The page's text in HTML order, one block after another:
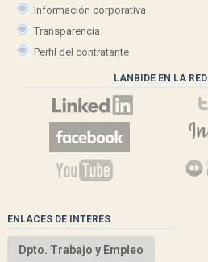
Información corporativa
Transparencia
Perfil del contratante
LANBIDE EN LA RED
ENLACES DE INTERÉS
Dpto. Trabajo y Empleo